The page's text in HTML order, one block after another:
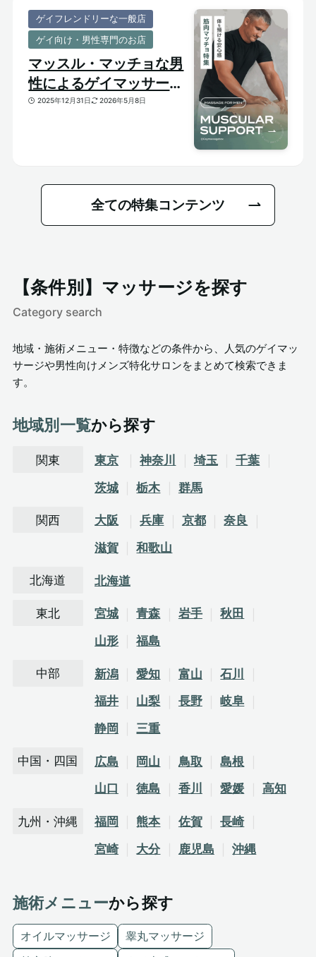
ゲイフレンドリーな一般店
ゲイ向け・男性専門のお店
マッスル・マッチョな男
性によるゲイマッサージ
特集｜おすすめ筋肉質メ
2025年12月31日 2026年5月8日
全ての特集コンテンツ
【条件別】マッサージを探す
Category search
地域・施術メニュー・特徴などの条件から、人気のゲイマッ
サージや男性向けメンズ特化サロンをまとめて検索できま
す。
地域別一覧から探す
関東 東京 神奈川 埼玉
千葉
茨城
栃木 群馬
関西 大阪 兵庫 京都
奈良
滋賀
和歌山
北海道 北海道
東北 宮城 青森 岩手
秋田
山形
福島
中部 新潟 愛知 富山
石川
福井
山梨 長野
岐阜
静岡
三重
中国・四国 広島 岡山 鳥取
島根
山口
徳島 香川 愛媛 高知
九州・沖縄 福岡 熊本 佐賀
長崎
宮崎
大分 鹿児島 沖縄
施術メニューから探す
オイルマッサージ
睾丸マッサージ